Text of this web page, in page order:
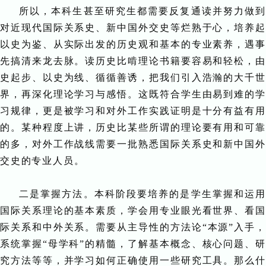
所以，本科生甚至研究生都需要反复通读并努力做到
对近现代国际关系史、新中国外交史等烂熟于心，培养起
以史为鉴、从实际出发的历史观和基本的专业素养，遇事
先搞清来龙去脉。读历史比啃理论书籍要容易和轻松，由
史起步、以史为线、循循善诱，把我们引入浩瀚的大千世
界，再深化理论学习与感悟。这既符合学生由易到难的学
习规律，更是被学习和对外工作实践证明是十分有益有用
的。某种程度上讲，历史比某些所谓的理论要有用和可靠
的多，对外工作战线需要一批熟悉国际关系史和新中国外
交史的专业人员。
二是掌握方法。本科阶段要培养的是学生掌握和运用
国际关系理论的基本素质，学会用专业眼光看世界、看国
际关系和中外关系。需要从主导性的方法论“本源”入手，
系统掌握“母学科”的精髓，了解基本概念、核心问题、研
究方法等等，并学习如何正确使用一些研究工具。那么什